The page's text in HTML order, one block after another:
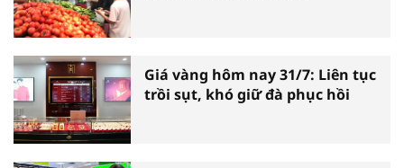
Giá vàng hôm nay 31/7: Liên tục
trồi sụt, khó giữ đà phục hồi